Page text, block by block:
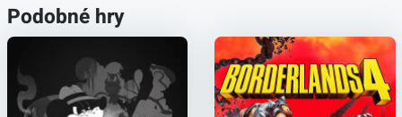
Podobné hry